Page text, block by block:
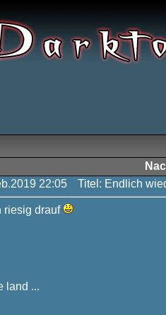
22:05 Titel: Endlich
riesig drauf
land ...